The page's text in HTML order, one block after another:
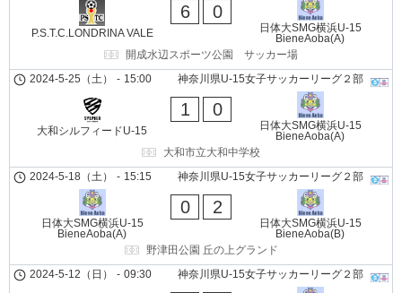
P.S.T.C.LONDRINA VALE
6 0
日体大SMG横浜U-15
BieneAoba(A)
開成水辺スポーツ公園 サッカー場
神奈川県U-15女子サッカーリーグ２部
2024-5-25（土） - 15:00
大和シルフィードU-15
1 0
日体大SMG横浜U-15
BieneAoba(A)
大和市立大和中学校
神奈川県U-15女子サッカーリーグ２部
2024-5-18（土） - 15:15
日体大SMG横浜U-15
BieneAoba(A)
0 2
日体大SMG横浜U-15
BieneAoba(B)
野津田公園 丘の上グランド
神奈川県U-15女子サッカーリーグ２部
2024-5-12（日） - 09:30